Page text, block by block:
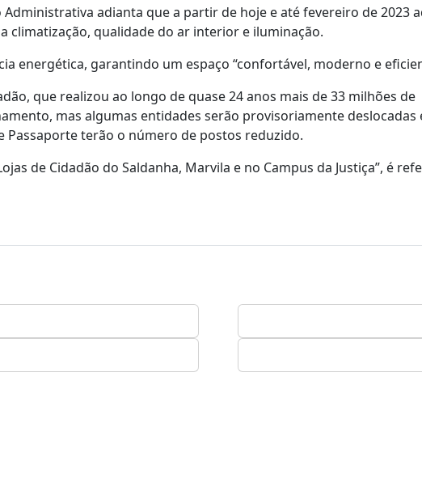
adianta que a partir de hoje e até fevereiro de 2023
climatização, qualidade do ar interior e iluminação.
energética, garantindo um espaço “confortável, moderno e
que realizou ao longo de quase 24 anos mais de 33 milhões de
mas algumas entidades serão provisoriamente deslocadas
Passaporte terão o número de postos reduzido.
de Cidadão do Saldanha, Marvila e no Campus da Justiça”, é